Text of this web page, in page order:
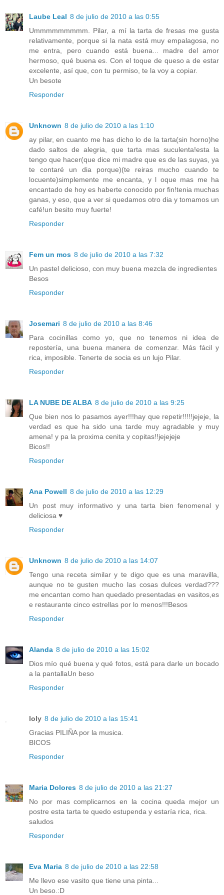
Laube Leal 8 de julio de 2010 a las 0:55
Ummmmmmmmm. Pilar, a mí la tarta de fresas me gusta
relativamente, porque si la nata está muy empalagosa, no
me entra, pero cuando está buena... madre del amor
hermoso, qué buena es. Con el toque de queso a de estar
excelente, así que, con tu permiso, te la voy a copiar.
Un besote
Responder
Unknown 8 de julio de 2010 a las 1:10
ay pilar, en cuanto me has dicho lo de la tarta(sin horno)he
dado saltos de alegria, que tarta mas suculenta!esta la
tengo que hacer(que dice mi madre que es de las suyas, ya
te contaré un dia porque)(te reiras mucho cuando te
locuente)simplemente me encanta, y l oque mas me ha
encantado de hoy es haberte conocido por fin!tenia muchas
ganas, y eso, que a ver si quedamos otro dia y tomamos un
café!un besito muy fuerte!
Responder
Fem un mos 8 de julio de 2010 a las 7:32
Un pastel delicioso, con muy buena mezcla de ingredientes
Besos
Responder
Josemari 8 de julio de 2010 a las 8:46
Para cocinillas como yo, que no tenemos ni idea de
repostería, una buena manera de comenzar. Más fácil y
rica, imposible. Tenerte de socia es un lujo Pilar.
Responder
LA NUBE DE ALBA 8 de julio de 2010 a las 9:25
Que bien nos lo pasamos ayer!!!hay que repetir!!!!!jejeje, la
verdad es que ha sido una tarde muy agradable y muy
amena! y pa la proxima cenita y copitas!!jejejeje
Bicos!!
Responder
Ana Powell 8 de julio de 2010 a las 12:29
Un post muy informativo y una tarta bien fenomenal y
deliciosa ♥
Responder
Unknown 8 de julio de 2010 a las 14:07
Tengo una receta similar y te digo que es una maravilla,
aunque no te gusten mucho las cosas dulces verdad???
me encantan como han quedado presentadas en vasitos,es
e restaurante cinco estrellas por lo menos!!!Besos
Responder
Alanda 8 de julio de 2010 a las 15:02
Dios mío qué buena y qué fotos, está para darle un bocado
a la pantallaUn beso
Responder
loly 8 de julio de 2010 a las 15:41
Gracias PILIÑA por la musica.
BICOS
Responder
Maria Dolores 8 de julio de 2010 a las 21:27
No por mas complicarnos en la cocina queda mejor un
postre esta tarta te quedo estupenda y estaría rica, rica.
saludos
Responder
Eva Maria 8 de julio de 2010 a las 22:58
Me llevo ese vasito que tiene una pinta...
Un beso.:D